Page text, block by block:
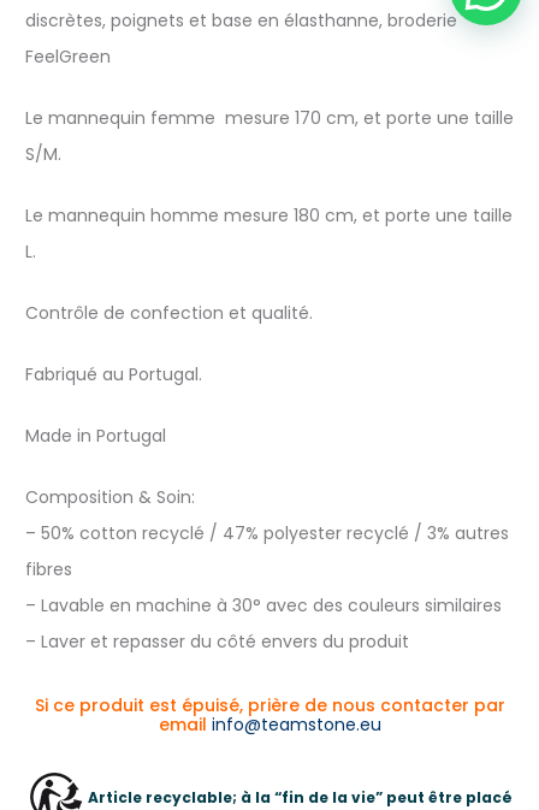
discrètes, poignets et base en élasthanne, broderie
FeelGreen
Le mannequin femme mesure 170 cm, et porte une taille
S/M.
Le mannequin homme mesure 180 cm, et porte une taille
L.
Contrôle de confection et qualité.
Fabriqué au Portugal.
Made in Portugal
Composition & Soin:
– 50% cotton recyclé / 47% polyester recyclé / 3% autres
fibres
– Lavable en machine à 30° avec des couleurs similaires
– Laver et repasser du côté envers du produit
Si ce produit est épuisé, prière de nous contacter par
email info@teamstone.eu
Article recyclable; à la “fin de la vie” peut être placé